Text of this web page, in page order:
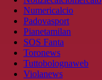
Numericalcio
Padovasport
Pianetamilan
SOS Fanta
Toronews
Tuttobolognaweb
Violanews